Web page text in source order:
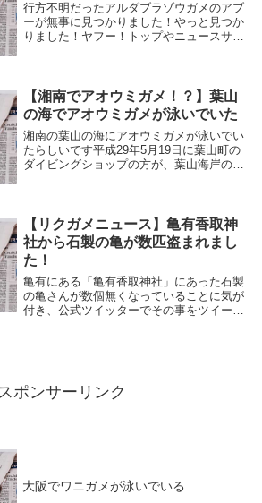
行方不明だったアルダブラゾウガメのアブ
ーが無事に見つかりました！やっと見つか
りました！ヤフー！トップやニュースサイ
14時頃に...
【湘南でアオウミガメ！？】葉山
の海でアオウミガメが泳いでいた
湘南の葉山の海にアオウミガメが泳いでい
たらしいです平成29年5月19日に葉山町の
ダイビングショップの方が、葉山海岸の海
写真につ...
【リクガメニュース】亀有香取神
社から石製の亀が数匹盗まれまし
た！
亀有にある「亀有香取神社」にあった石製
の亀さんが数個無くなっていることに気が
付き、公式ツイッターでその事をツイート
スポンサーリンク
大阪でワニガメが泳いでいる